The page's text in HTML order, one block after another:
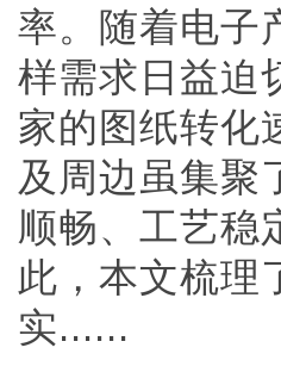
率。随着电子
样需求日益迫
家的图纸转化
及周边虽集聚
顺畅、工艺稳
此，本文梳理
实......